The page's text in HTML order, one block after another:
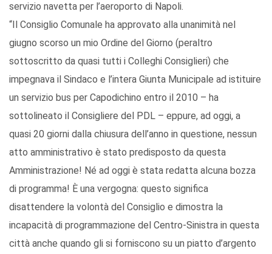
servizio navetta per l’aeroporto di Napoli.
“Il Consiglio Comunale ha approvato alla unanimità nel
giugno scorso un mio Ordine del Giorno (peraltro
sottoscritto da quasi tutti i Colleghi Consiglieri) che
impegnava il Sindaco e l’intera Giunta Municipale ad istituire
un servizio bus per Capodichino entro il 2010 – ha
sottolineato il Consigliere del PDL – eppure, ad oggi, a
quasi 20 giorni dalla chiusura dell’anno in questione, nessun
atto amministrativo è stato predisposto da questa
Amministrazione! Né ad oggi è stata redatta alcuna bozza
di programma! È una vergogna: questo significa
disattendere la volontà del Consiglio e dimostra la
incapacità di programmazione del Centro-Sinistra in questa
città anche quando gli si forniscono su un piatto d’argento